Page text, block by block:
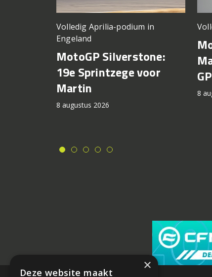
Volledig Aprilia-podium in
Engeland
MotoGP Silverstone:
19e Sprintzege voor
Martin
8 augustus 2026
8
×
Deze website maakt